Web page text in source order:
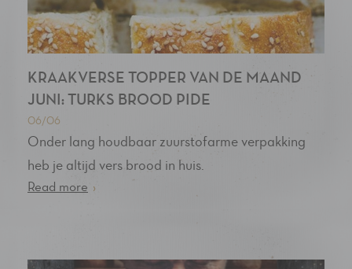
KRAAKVERSE TOPPER VAN DE MAAND
JUNI: TURKS BROOD PIDE
06/06
Onder lang houdbaar zuurstofarme verpakking
heb je altijd vers brood in huis.
›
Read more